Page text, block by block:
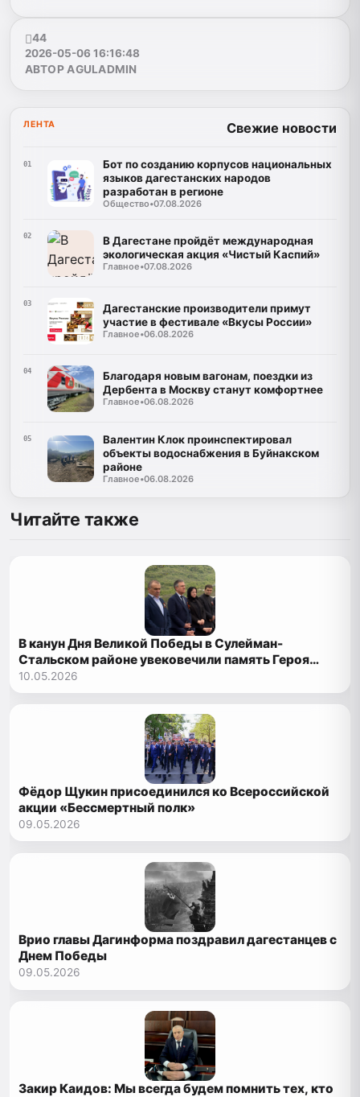
44
2026-05-06 16:16:48
АВТОР AGULADMIN
ЛЕНТА Свежие новости
01
Бот по созданию корпусов национальных
языков дагестанских народов
разработан в регионе
Общество•07.08.2026
02
В Дагестане пройдёт международная
экологическая акция «Чистый Каспий»
Главное•07.08.2026
03
Дагестанские производители примут
участие в фестивале «Вкусы России»
Главное•06.08.2026
04
Благодаря новым вагонам, поездки из
Дербента в Москву станут комфортнее
Главное•06.08.2026
05
Валентин Клок проинспектировал
объекты водоснабжения в Буйнакском
районе
Главное•06.08.2026
Читайте также
В канун Дня Великой Победы в Сулейман-
Стальском районе увековечили память Героя
России
10.05.2026
Фёдор Щукин присоединился ко Всероссийской
акции «Бессмертный полк»
09.05.2026
Врио главы Дагинформа поздравил дагестанцев с
Днем Победы
09.05.2026
Закир Каидов: Мы всегда будем помнить тех, кто